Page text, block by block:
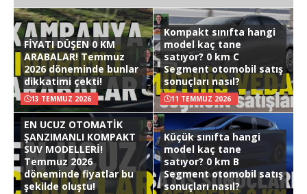
FİYATI DÜŞEN 0 KM
ARABALAR! Temmuz
2026 döneminde bunlar
dikkatimi çekti!
13 TEMMUZ 2026
Kompakt sınıfta hangi
model kaç tane
satıyor? 0 km C
Segment otomobil satış
sonuçları nasıl?
11 TEMMUZ 2026
EN UCUZ OTOMATİK
ŞANZIMANLI KOMPAKT
SUV MODELLERİ!
Temmuz 2026
döneminde fiyatlar bu
şekilde oluştu!
Küçük sınıfta hangi
model kaç tane
satıyor? 0 km B
Segment otomobil satış
sonuçları nasıl?